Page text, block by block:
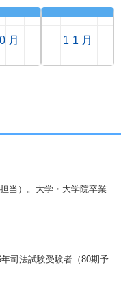
月 11月
当）。大学・大学院卒業
司法試験受験者（80期予